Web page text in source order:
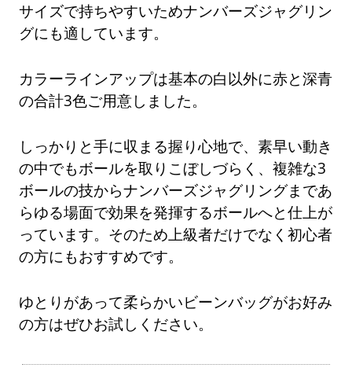
サイズで持ちやすいためナンバーズジャグリン
グにも適しています。
カラーラインアップは基本の白以外に赤と深青
の合計3色ご用意しました。
しっかりと手に収まる握り心地で、素早い動き
の中でもボールを取りこぼしづらく、複雑な3
ボールの技からナンバーズジャグリングまであ
らゆる場面で効果を発揮するボールへと仕上が
っています。そのため上級者だけでなく初心者
の方にもおすすめです。
ゆとりがあって柔らかいビーンバッグがお好み
の方はぜひお試しください。